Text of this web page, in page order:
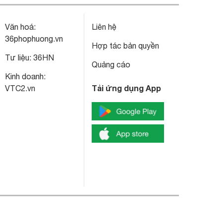
Văn hoá:
36phophuong.vn
Tư liệu: 36HN
Kinh doanh:
VTC2.vn
Liên hệ
Hợp tác bản quyền
Quảng cáo
Tải ứng dụng App